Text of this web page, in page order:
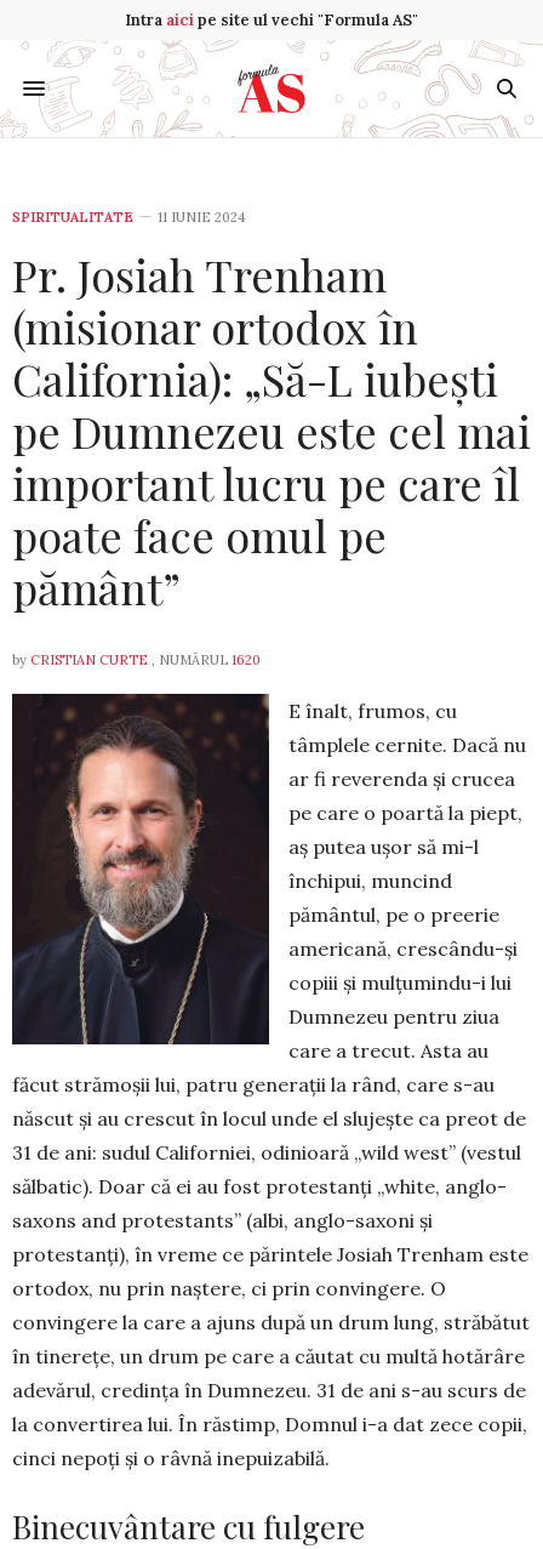
Intra aicipe site ul vechi "Formula AS"
SPIRITUALITATE 11 IUNIE 2024
Pr. Josiah Trenham
(misionar ortodox în
California): „Să-L iubești
pe Dumnezeu este cel mai
important lucru pe care îl
poate face omul pe
pământ”
by CRISTIAN CURTE , NUMĂRUL 1620
E înalt, frumos, cu
tâmplele cernite. Dacă nu
ar fi reverenda și crucea
pe care o poartă la piept,
aș putea ușor să mi-l
închipui, muncind
pământul, pe o preerie
americană, crescându-și
copiii și mulțumindu-i lui
Dumnezeu pentru ziua
care a trecut. Asta au
făcut strămoșii lui, patru generații la rând, care s-au
născut și au crescut în locul unde el slujește ca preot de
31 de ani: sudul Californiei, odinioară „wild west” (vestul
sălbatic). Doar că ei au fost protestanți „white, anglo-
saxons and protestants” (albi, anglo-saxoni și
protestanți), în vreme ce părintele Josiah Trenham este
ortodox, nu prin naștere, ci prin convingere. O
convingere la care a ajuns după un drum lung, străbătut
în tinerețe, un drum pe care a căutat cu multă hotărâre
adevărul, credința în Dumnezeu. 31 de ani s-au scurs de
la convertirea lui. În răstimp, Domnul i-a dat zece copii,
cinci nepoți și o râvnă inepuizabilă.
Binecuvântare cu fulgere